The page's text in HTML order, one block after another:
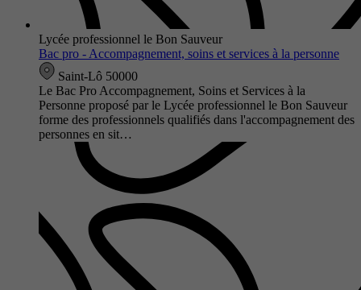
Lycée professionnel le Bon Sauveur
Bac pro - Accompagnement, soins et services à la personne
Saint-Lô 50000
Le Bac Pro Accompagnement, Soins et Services à la
Personne proposé par le Lycée professionnel le Bon Sauveur
forme des professionnels qualifiés dans l'accompagnement des
personnes en sit…